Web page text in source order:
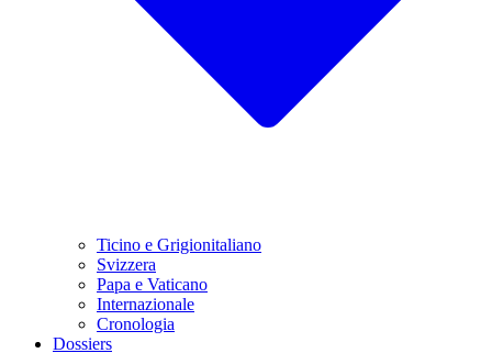
Ticino e Grigionitaliano
Svizzera
Papa e Vaticano
Internazionale
Cronologia
Dossiers